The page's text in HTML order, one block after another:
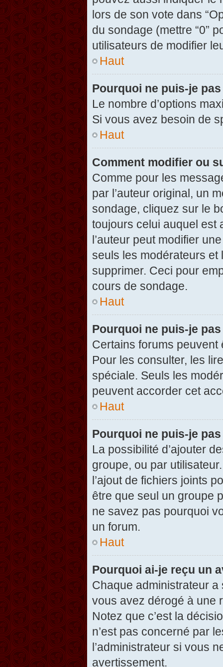
lors de son vote dans
du sondage (mettre “0”
utilisateurs de modifier
Haut
Pourquoi ne puis-je
Le nombre d’options
Si vous avez besoin de
Haut
Comment modifier ou
Comme pour les
par l’auteur original, un
sondage, cliquez sur le
toujours celui auquel est
l’auteur peut modifier
seuls les modérateurs et
supprimer. Ceci pour
cours de sondage.
Haut
Pourquoi ne puis-je
Certains forums
Pour les consulter, les
spéciale. Seuls les
peuvent accorder cet
Haut
Pourquoi ne puis-je
La possibilité d’ajouter
groupe, ou par
l’ajout de fichiers joints
être que seul un groupe
ne savez pas pourquoi
un forum.
Haut
Pourquoi ai-je reçu un
Chaque administrateur
vous avez dérogé à une
Notez que c’est la
n’est pas concerné par
l’administrateur si vous
avertissement.